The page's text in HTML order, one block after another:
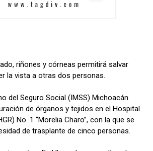
riñones y córneas permitirá salvar
la vista a otras dos personas.
del Seguro Social (IMSS) Michoacán
de órganos y tejidos en el Hospital
No. 1 “Morelia Charo”, con la que se
de trasplante de cinco personas.